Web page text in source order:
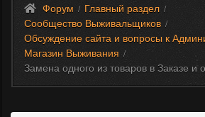
Форум / Главный раздел /
Сообщество Выживальщиков /
Обсуждение сайта и вопросы к
Магазин Выживания /
Замена одного из товаров в Заказе и